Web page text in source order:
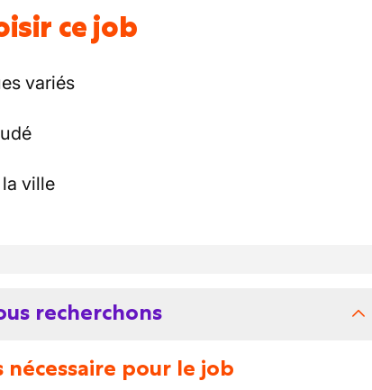
ce job
variés
ville
recherchons
nécessaire pour le job